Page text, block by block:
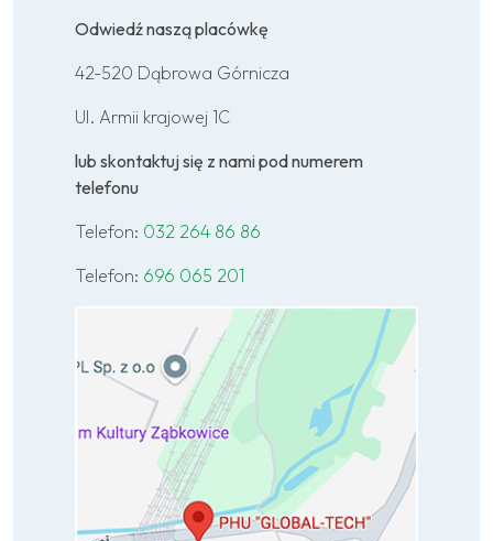
Odwiedź naszą placówkę
42-520 Dąbrowa Górnicza
Ul. Armii krajowej 1C
lub skontaktuj się z nami pod numerem
telefonu
Telefon: 032 264 86 86
Telefon: 696 065 201